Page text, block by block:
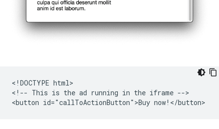
<!DOCTYPE html>
<!-- This is the ad running in the iframe -->